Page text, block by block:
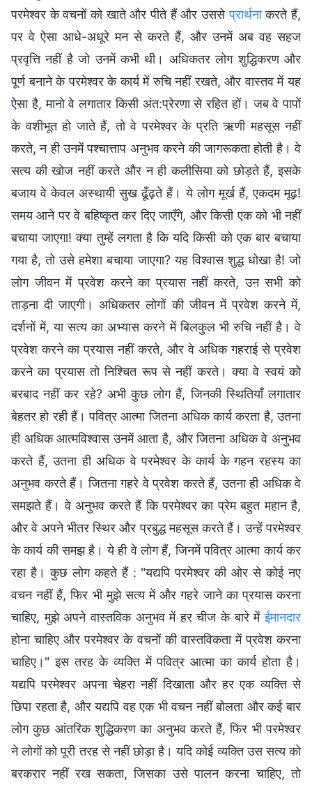
परमेश्वर के वचनों को खाते और पीते हैं और उससेप्रार्थनाकरते हैं,
पर वे ऐसा आधे-अधूरे मन से करते हैं, और उनमें अब वह सहज
प्रवृत्ति नहीं है जो उनमें कभी थी। अधिकतर लोग शुद्धिकरण और
पूर्ण बनाने के परमेश्वर के कार्य में रुचि नहीं रखते, और वास्तव में यह
ऐसा है, मानो वे लगातार किसी अंत:प्रेरणा से रहित हों। जब वे पापों
के वशीभूत हो जाते हैं, तो वे परमेश्वर के प्रति ऋणी महसूस नहीं
करते, न ही उनमें पश्चात्ताप अनुभव करने की जागरूकता होती है। वे
सत्य की खोज नहीं करते और न ही कलीसिया को छोड़ते हैं, इसके
बजाय वे केवल अस्थायी सुख ढूँढ़ते हैं। ये लोग मूर्ख हैं, एकदम मूढ़!
समय आने पर वे बहिष्कृत कर दिए जाएँगे, और किसी एक को भी नहीं
बचाया जाएगा! क्या तुम्हें लगता है कि यदि किसी को एक बार बचाया
गया है, तो उसे हमेशा बचाया जाएगा? यह विश्वास शुद्ध धोखा है! जो
लोग जीवन में प्रवेश करने का प्रयास नहीं करते, उन सभी को
ताड़ना दी जाएगी। अधिकतर लोगों की जीवन में प्रवेश करने में,
दर्शनों में, या सत्य का अभ्यास करने में बिलकुल भी रुचि नहीं है। वे
प्रवेश करने का प्रयास नहीं करते, और वे अधिक गहराई से प्रवेश
करने का प्रयास तो निश्चित रूप से नहीं करते। क्या वे स्वयं को
बरबाद नहीं कर रहे? अभी कुछ लोग हैं, जिनकी स्थितियाँ लगातार
बेहतर हो रही हैं। पवित्र आत्मा जितना अधिक कार्य करता है, उतना
ही अधिक आत्मविश्वास उनमें आता है, और जितना अधिक वे अनुभव
करते हैं, उतना ही अधिक वे परमेश्वर के कार्य के गहन रहस्य का
अनुभव करते हैं। जितना गहरे वे प्रवेश करते हैं, उतना ही अधिक वे
समझते हैं। वे अनुभव करते हैं कि परमेश्वर का प्रेम बहुत महान है,
और वे अपने भीतर स्थिर और प्रबुद्ध महसूस करते हैं। उन्हें परमेश्वर
के कार्य की समझ है। ये ही वे लोग हैं, जिनमें पवित्र आत्मा कार्य कर
रहा है। कुछ लोग कहते हैं : "यद्यपि परमेश्वर की ओर से कोई नए
वचन नहीं हैं, फिर भी मुझे सत्य में और गहरे जाने का प्रयास करना
चाहिए, मुझे अपने वास्तविक अनुभव में हर चीज के बारे मेंईमानदार
होना चाहिए और परमेश्वर के वचनों की वास्तविकता में प्रवेश करना
चाहिए।" इस तरह के व्यक्ति में पवित्र आत्मा का कार्य होता है।
यद्यपि परमेश्वर अपना चेहरा नहीं दिखाता और हर एक व्यक्ति से
छिपा रहता है, और यद्यपि वह एक भी वचन नहीं बोलता और कई बार
लोग कुछ आंतरिक शुद्धिकरण का अनुभव करते हैं, फिर भी परमेश्वर
ने लोगों को पूरी तरह से नहीं छोड़ा है। यदि कोई व्यक्ति उस सत्य को
बरकरार नहीं रख सकता, जिसका उसे पालन करना चाहिए, तो